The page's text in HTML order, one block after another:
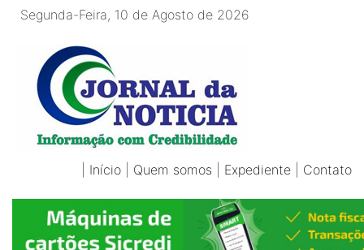
Segunda-Feira, 10 de Agosto de 2026
Início Quem somos Expediente Contato